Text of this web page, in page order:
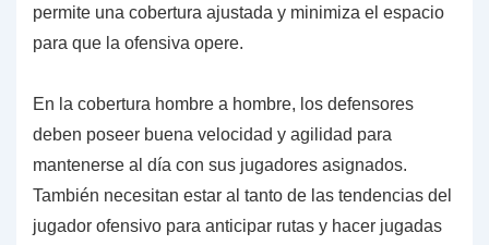
permite una cobertura ajustada y minimiza el espacio
para que la ofensiva opere.
En la cobertura hombre a hombre, los defensores
deben poseer buena velocidad y agilidad para
mantenerse al día con sus jugadores asignados.
También necesitan estar al tanto de las tendencias del
jugador ofensivo para anticipar rutas y hacer jugadas